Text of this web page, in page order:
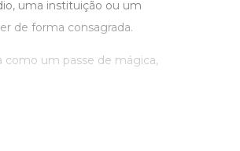
uma instituição ou um
de forma consagrada.
um passe de mágica,